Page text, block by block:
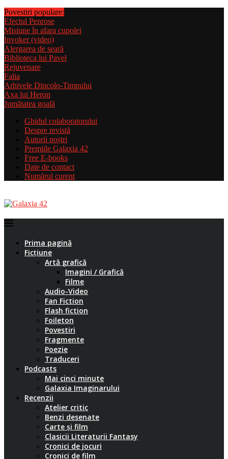
Povestiri populare:
Efectul Penrose
Misiune în afara cupolei
Invoker (video)
Alergarea de seară
Biblioteca lui Pavel
Rejuvenare
Falia
Arhivele Dincolo-Timpului
Axa lui Heron
Jumătatea goală
Ghidul colaboratorului
Despre revistă
Autorii noștri
Premiile Galaxia 42
Free E-books
Date de contact
Numărul curent
Prima pagină
Ficțiune
Artă grafică
Imagini / Grafică
Filme
Audio-Video
Fan Fiction
Flash fiction
Foileton
Povestiri
Fragmente
Poezie
Traduceri
Podcasts
Mai cinci minute
Galaxia Imaginarului
Recenzii
Atelier critic
Benzi desenate
Carte și film
Clasicii Literaturii Fantasy
Cronici de jocuri
Cronici de film